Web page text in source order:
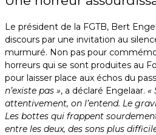
Le président de la FGTB, Bert
discours par une invitation au
murmuré. Non pas pour
horreurs qui se sont produites au
pour laisser place aux échos du
n’existe pas », a déclaré Engelaar. «
attentivement, on l’entend. Le
Les bottes qui frappent
entre les deux, des sons plus